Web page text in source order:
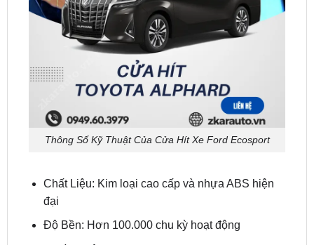
Thông Số Kỹ Thuật Của Cửa Hít Xe Ford Ecosport
Chất Liệu: Kim loại cao cấp và nhựa ABS hiện
Độ Bền: Hơn 100.000 chu kỳ hoạt động